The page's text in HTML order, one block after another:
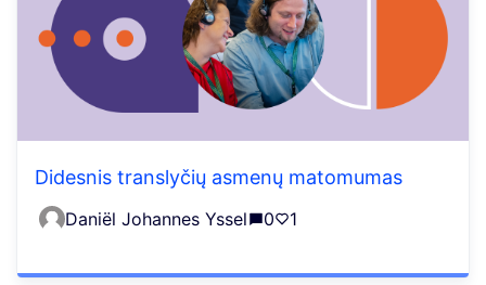
Didesnis translyčių asmenų matomumas
Daniël Johannes Yssel 0 1